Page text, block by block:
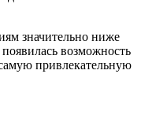
значительно ниже
возможность
привлекательную